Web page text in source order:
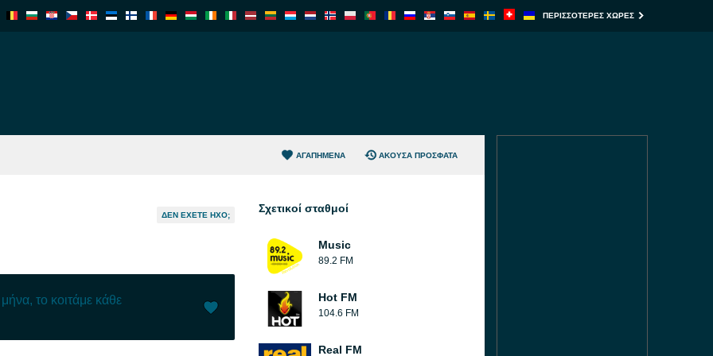
ΠΕΡΙΣΣΌΤΕΡΕΣ ΧΏΡΕΣ
ΑΓΑΠΗΜΈΝΑ ΆΚΟΥΣΑ ΠΡΌΣΦΑΤΑ
ΔΕΝ ΈΧΕΤΕ ΉΧΟ;
το κοιτάμε κάθε
Σχετικοί σταθμοί
Music
89.2 FM
Hot FM
104.6 FM
Real FM